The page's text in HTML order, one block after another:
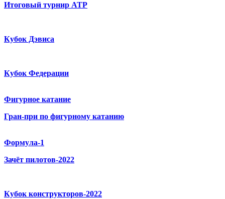
Итоговый турнир ATP
Кубок Дэвиса
Кубок Федерации
Фигурное катание
Гран-при по фигурному катанию
Формула-1
Зачёт пилотов-2022
Кубок конструкторов-2022